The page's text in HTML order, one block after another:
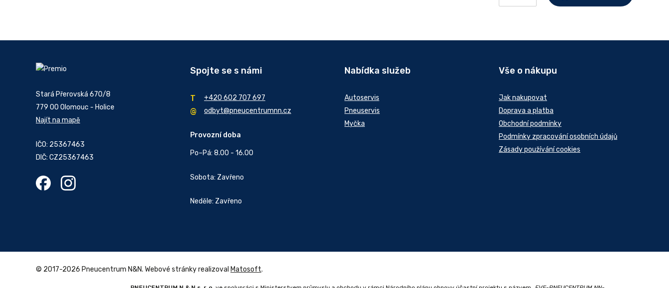
Stará Přerovská 670/8
779 00 Olomouc - Holice
Najít na mapě
IČO: 25367463
DIČ: CZ25367463
Spojte se s námi
+420 602 707 697
odbyt@pneucentrumnn.cz
Provozní doba
Po–Pá: 8.00 - 16.00
Sobota: Zavřeno
Neděle: Zavřeno
Nabídka služeb
Autoservis
Pneuservis
Myčka
Vše o nákupu
Jak nakupovat
Doprava a platba
Obchodní podmínky
Podmínky zpracování osobních údajů
Zásady používání cookies
© 2017-2026 Pneucentrum N&N. Webové stránky realizoval Matosoft.